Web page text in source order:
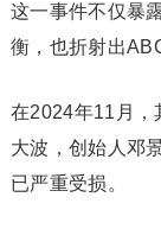
这一事件不仅暴
衡，也折射出
在2024年11月，
大波，创始人邓
已严重受损。